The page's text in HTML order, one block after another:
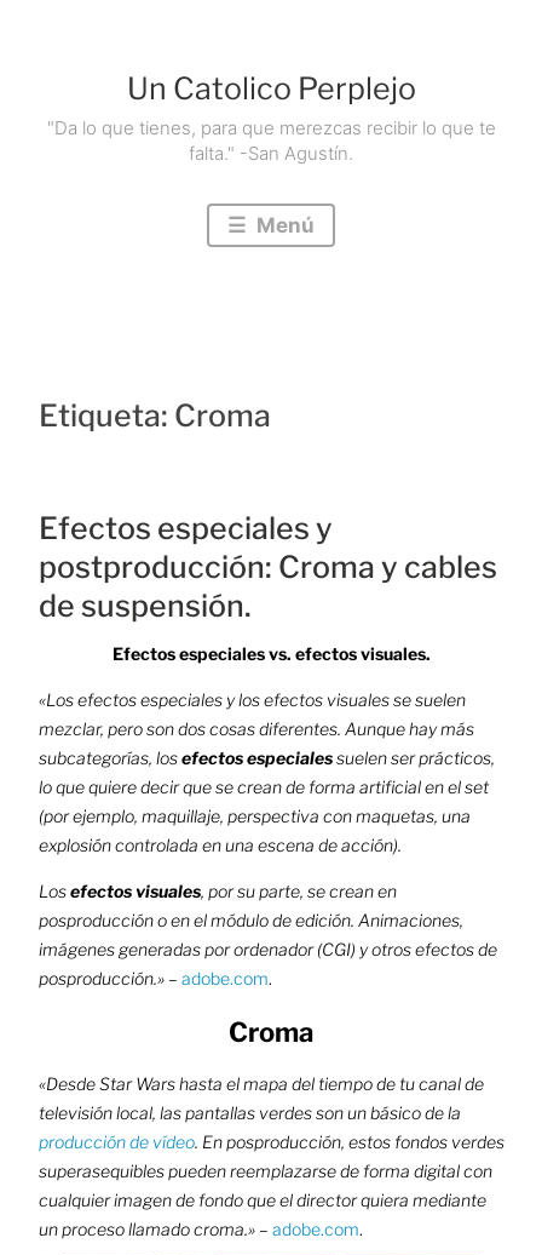
Un Catolico Perplejo
"Da lo que tienes, para que merezcas recibir lo que te
falta." -San Agustín.
Menú
Etiqueta: Croma
Efectos especiales y
postproducción: Croma y cables
de suspensión.
Efectos especiales vs. efectos visuales.
«Los efectos especiales y los efectos visuales se suelen
mezclar, pero son dos cosas diferentes. Aunque hay más
subcategorías, losefectos especialessuelen ser prácticos,
lo que quiere decir que se crean de forma artificial en el set
(por ejemplo, maquillaje, perspectiva con maquetas, una
explosión controlada en una escena de acción).
Losefectos visuales, por su parte, se crean en
posproducción o en el módulo de edición. Animaciones,
imágenes generadas por ordenador (CGI) y otros efectos de
posproducción.»– adobe.com.
Croma
«Desde Star Wars hasta el mapa del tiempo de tu canal de
televisión local, las pantallas verdes son un básico de la
producción de vídeo. En posproducción, estos fondos verdes
superasequibles pueden reemplazarse de forma digital con
cualquier imagen de fondo que el director quiera mediante
un proceso llamado croma.»– adobe.com.